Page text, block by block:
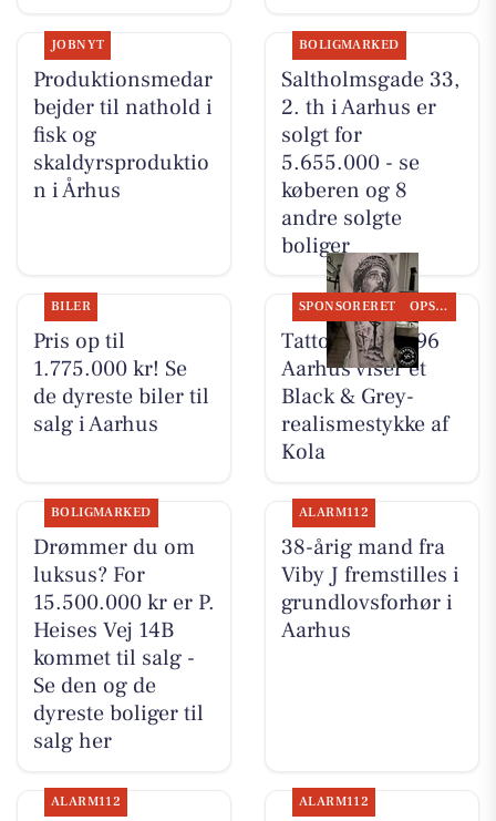
JOBNYT
Produktionsmedar
bejder til nathold i
fisk og
skaldyrsproduktio
n i Århus
BOLIGMARKED
Saltholmsgade 33,
2. th i Aarhus er
solgt for
5.655.000 - se
køberen og 8
andre solgte
boliger
BILER
Pris op til
1.775.000 kr! Se
de dyreste biler til
salg i Aarhus
SPONSORERET OPSLAGSTAVLEN
Tattoo Studio 96
Aarhus viser et
Black & Grey-
realismestykke af
Kola
BOLIGMARKED
Drømmer du om
luksus? For
15.500.000 kr er P.
Heises Vej 14B
kommet til salg -
Se den og de
dyreste boliger til
salg her
ALARM112
38-årig mand fra
Viby J fremstilles i
grundlovsforhør i
Aarhus
ALARM112 ALARM112